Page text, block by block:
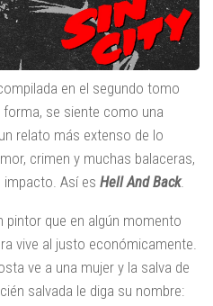
en el segundo tomo
forma, se siente como una
relato más extenso de lo
crimen y muchas balaceras,
Así es Hell And Back.
pintor que en algún momento
vive al justo económicamente.
ve a una mujer y la salva de
salvada le diga su nombre: